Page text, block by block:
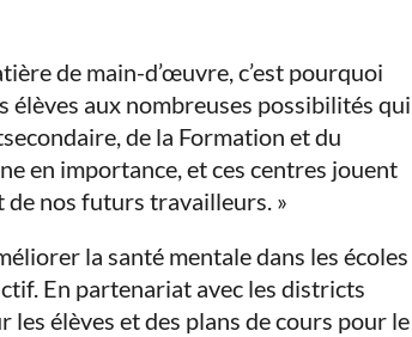
de main-d’œuvre, c’est pourquoi
élèves aux nombreuses possibilités qui
de la Formation et du
en importance, et ces centres jouent
de nos futurs travailleurs. »
la santé mentale dans les écoles
En partenariat avec les districts
élèves et des plans de cours pour le